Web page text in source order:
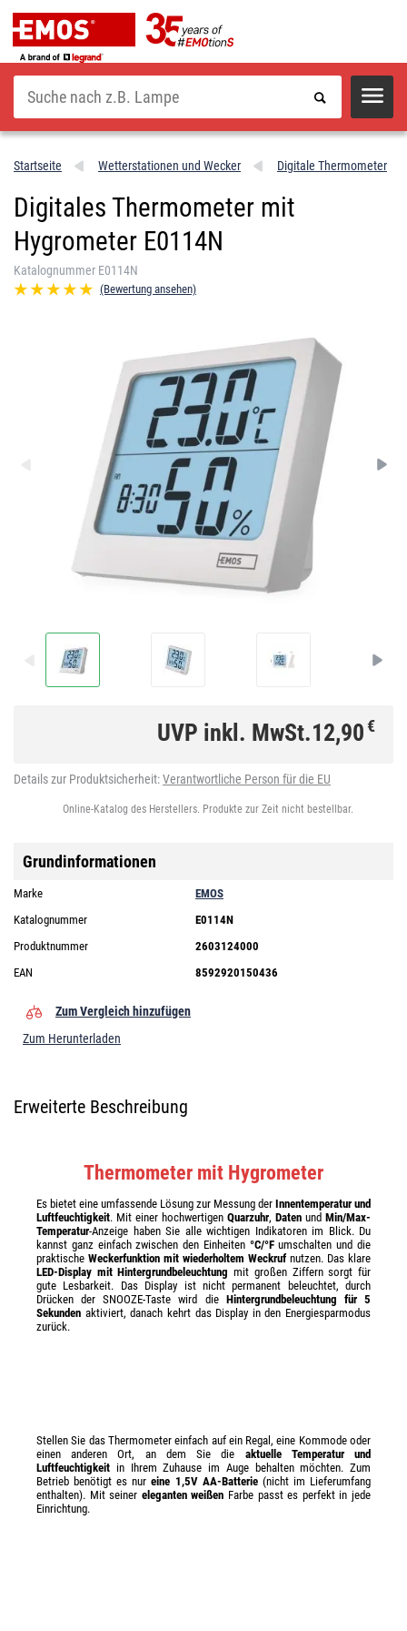
Suche
Startseite Wetterstationen und Wecker Digitale Thermometer
Digitales Thermometer mit
Hygrometer E0114N
Katalognummer E0114N
(Bewertung ansehen)
UVP inkl. MwSt.12,90€
Details zur Produktsicherheit:Verantwortliche Person für die EU
Online-Katalog des Herstellers. Produkte zur Zeit nicht bestellbar.
Grundinformationen
Marke
EMOS
Katalognummer
E0114N
Produktnummer
2603124000
EAN
8592920150436
Zum Vergleich hinzufügen
Zum Herunterladen
Erweiterte Beschreibung
Thermometer mit Hygrometer
Es bietet eine umfassende Lösung zur Messung der Innentemperatur und
Luftfeuchtigkeit. Mit einer hochwertigen Quarzuhr, Daten und Min/Max-
Temperatur-Anzeige haben Sie alle wichtigen Indikatoren im Blick. Du
kannst ganz einfach zwischen den Einheiten °C/°Fumschalten und die
praktische Weckerfunktion mit wiederholtem Weckrufnutzen. Das klare
LED-Display mit Hintergrundbeleuchtung mit großen Ziffern sorgt für
gute Lesbarkeit. Das Display ist nicht permanent beleuchtet, durch
Drücken der SNOOZE-Taste wird die Hintergrundbeleuchtung für 5
Sekunden aktiviert, danach kehrt das Display in den Energiesparmodus
zurück.
Stellen Sie das Thermometer einfach auf ein Regal, eine Kommode oder
einen anderen Ort, an dem Sie die aktuelle Temperatur und
Luftfeuchtigkeit in Ihrem Zuhause im Auge behalten möchten. Zum
Betrieb benötigt es nureine 1,5V AA-Batterie(nicht im Lieferumfang
enthalten). Mit seiner eleganten weißen Farbe passt es perfekt in jede
Einrichtung.